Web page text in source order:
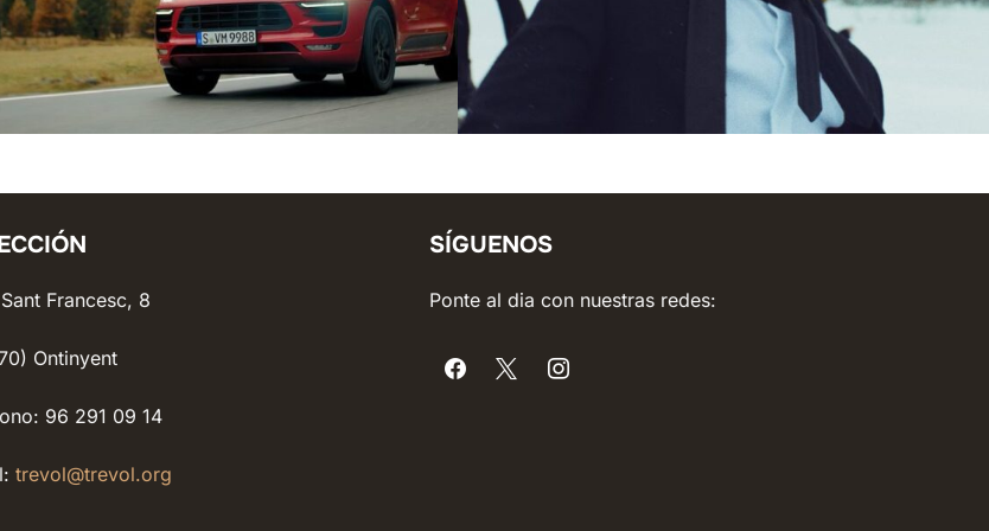
Francesc, 8
Ontinyent
96 291 09 14
trevol@trevol.org
SÍGUENOS
Ponte al dia con nuestras redes: